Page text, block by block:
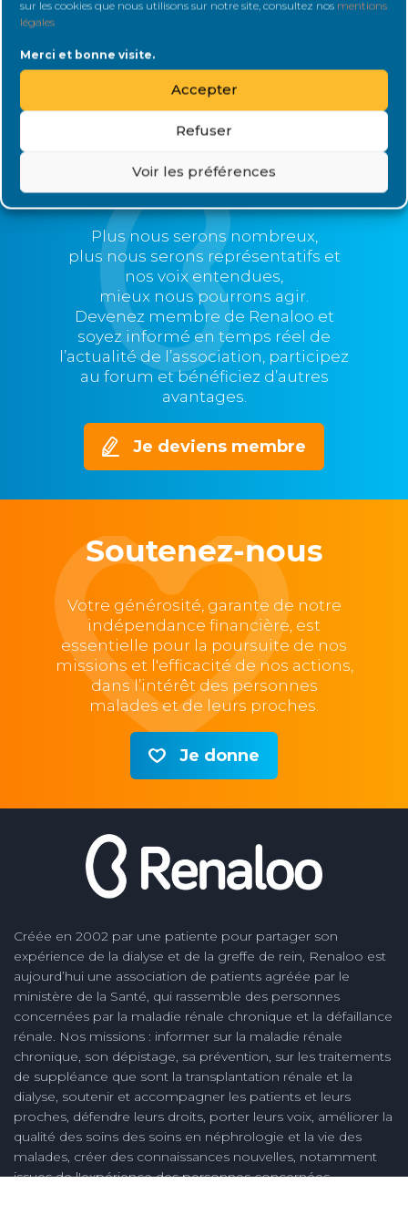
sur les cookies que nous utilisons sur notre site, consultez nos mentions
légales
Merci et bonne visite.
Accepter
Refuser
Voir les préférences
Il n’y a actuellement aucun évènement.
Rejoignez Renaloo
Plus nous serons nombreux,
plus nous serons représentatifs et
nos voix entendues,
mieux nous pourrons agir.
Devenez membre de Renaloo et
soyez informé en temps réel de
l’actualité de l’association, participez
au forum et bénéficiez d’autres
avantages.
Je deviens membre
Soutenez-nous
Votre générosité, garante de notre
indépendance financière, est
essentielle pour la poursuite de nos
missions et l'efficacité de nos actions,
dans l’intérêt des personnes
malades et de leurs proches.
Je donne
Créée en 2002 par une patiente pour partager son
expérience de la dialyse et de la greffe de rein, Renaloo est
aujourd’hui une association de patients agréée par le
ministère de la Santé, qui rassemble des personnes
concernées par la maladie rénale chronique et la défaillance
rénale. Nos missions : informer sur la maladie rénale
chronique, son dépistage, sa prévention, sur les traitements
de suppléance que sont la transplantation rénale et la
dialyse, soutenir et accompagner les patients et leurs
proches, défendre leurs droits, porter leurs voix, améliorer la
qualité des soins des soins en néphrologie et la vie des
malades, créer des connaissances nouvelles, notamment
issues de l'expérience des personnes concernées.